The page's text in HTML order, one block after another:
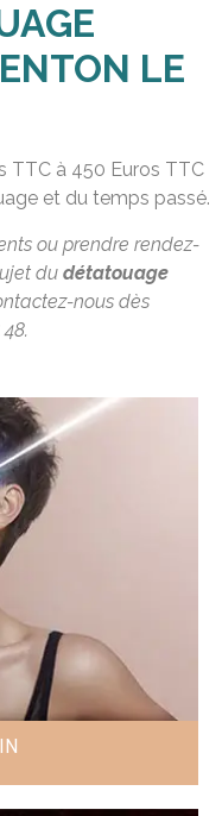
LE
TTC à 450 Euros TTC
et du temps passé.
ou prendre rendez-
du détatouage
nous dès